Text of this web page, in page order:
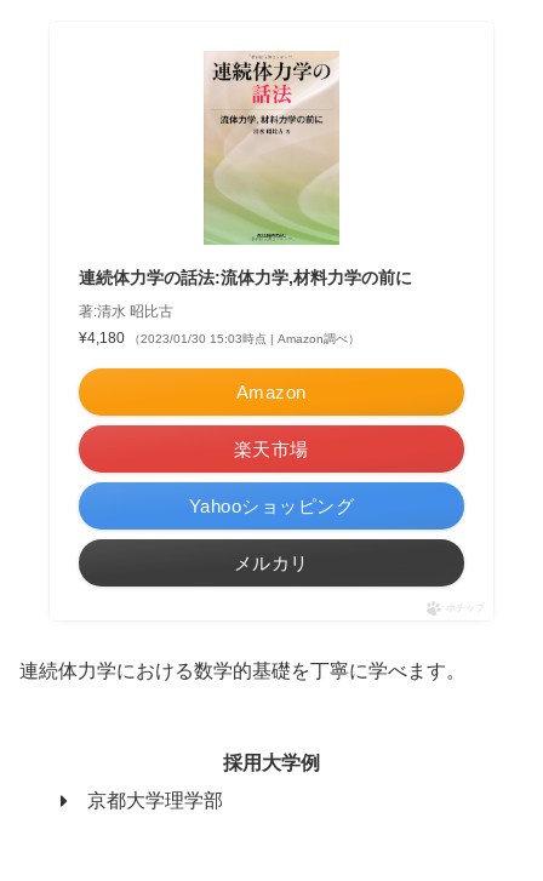
連続体力学の話法:流体力学,材料力学の前に
著:清水 昭比古
¥4,180
（2023/01/30 15:03時点 | Amazon調べ）
Amazon
楽天市場
Yahooショッピング
メルカリ
ポチップ
連続体力学における数学的基礎を丁寧に学べます。
採用大学例
京都大学理学部